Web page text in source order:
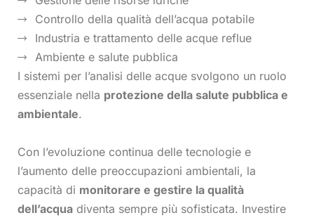
Controllo della qualità dell’acqua potabile
Industria e trattamento delle acque reflue
Ambiente e salute pubblica
I sistemi per l’analisi delle acque svolgono un ruolo
essenziale nella protezione della salute pubblica e
ambientale.
Con l’evoluzione continua delle tecnologie e
l’aumento delle preoccupazioni ambientali, la
capacità di monitorare e gestire la qualità
dell’acqua diventa sempre più sofisticata. Investire